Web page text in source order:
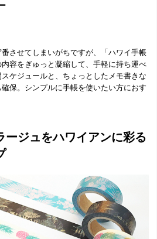
させてしまいがちですが、「ハワイ手帳
容をぎゅっと凝縮して、手軽に持ち運べ
ケジュールと、ちょっとしたメモ書きな
保。シンプルに手帳を使いたい方におす
ージュをハワイアンに彩る